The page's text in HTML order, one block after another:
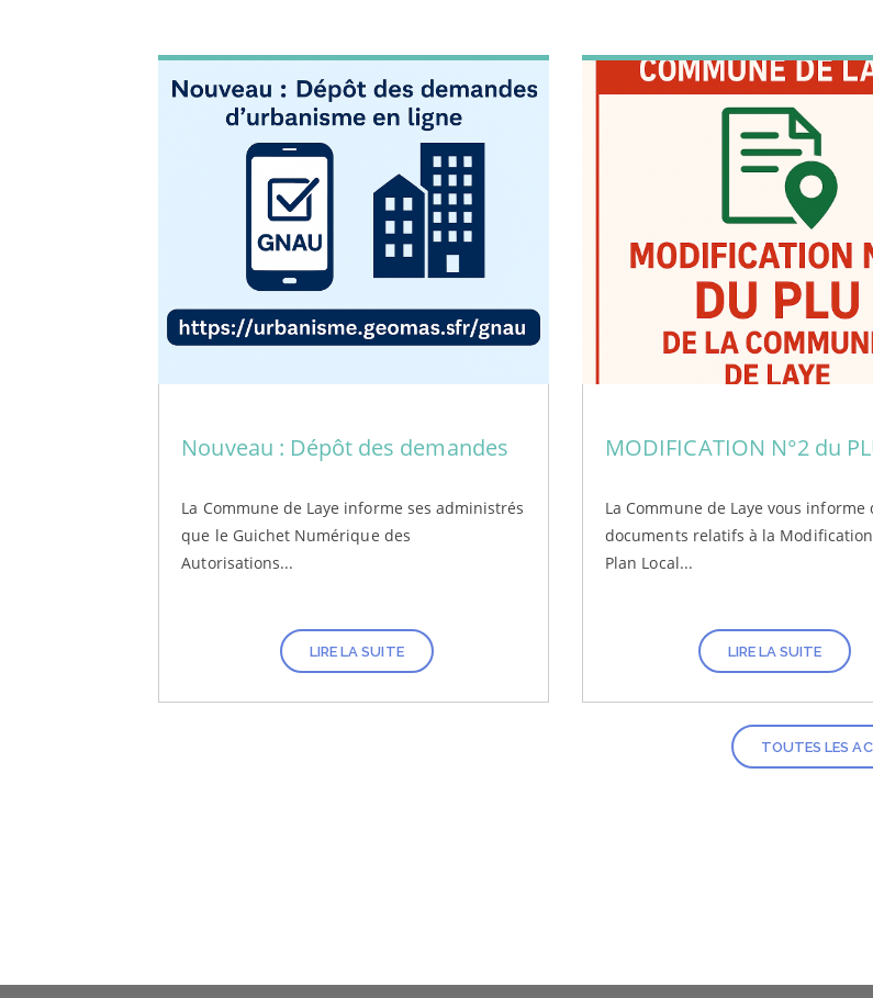
Nouveau : Dépôt des demandes
Numérique (GNAU)
La Commune de Laye informe ses administrés
que le Guichet Numérique des
Autorisations...
LIRE LA SUITE
MODIFICATION N°2 du
La Commune de Laye vous informe
documents relatifs à la
Plan Local...
LIRE LA SUITE
TOUTES LES